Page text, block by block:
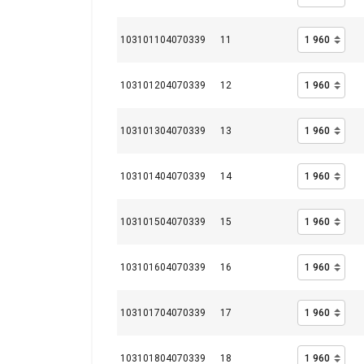
103101104070339 11
103101204070339 12
103101304070339 13
103101404070339 14
103101504070339 15
103101604070339 16
103101704070339 17
103101804070339 18
Skersmuo
Bendras
Išorinių
gijų
Ši svetainė
Naudojame
informacija
ją sujungti su
Būtinieji